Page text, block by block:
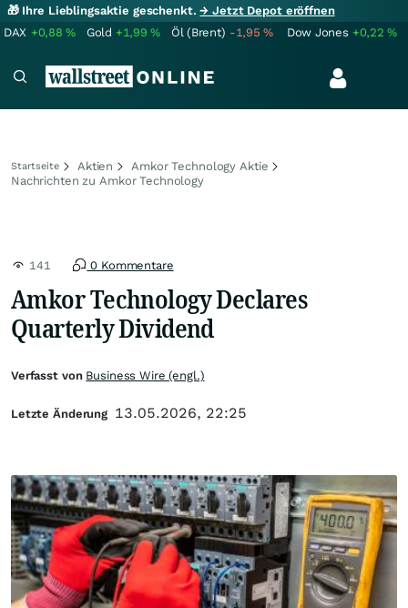
🎁 Ihre Lieblingsaktie geschenkt.→ Jetzt Depot eröffnen
DAX +0,88% Gold +1,99% Öl (Brent) -1,95% Dow Jones +0,22%
Startseite Aktien
Amkor Technology Aktie
Nachrichten zu Amkor Technology
141 0 Kommentare
Amkor Technology Declares
Quarterly Dividend
Verfasst von Business Wire (engl.)
Letzte Änderung 13.05.2026, 22:25